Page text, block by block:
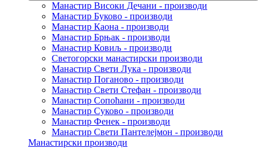
Манастир Високи Дечани - производи
Манастир Буково - производи
Манастир Каона - производи
Манастир Брњак - производи
Манастир Ковиљ - производи
Светогорски манастирски производи
Манастир Свети Лука - производи
Манастир Поганово - производи
Манастир Свети Стефан - производи
Манастир Сопоћани - производи
Манастир Суково - производи
Манастир Фенек - производи
Манастир Свети Пантелејмон - производи
Манастирски производи